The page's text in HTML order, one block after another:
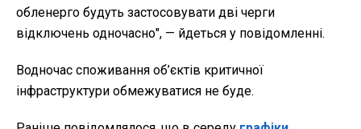
обленерго будуть застосовувати дві черги
відключень одночасно", — йдеться у повідомленні.
Водночас споживання об’єктів критичної
інфраструктури обмежуватися не буде.